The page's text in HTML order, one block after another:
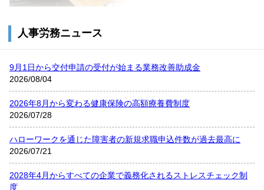
人事労務ニュース
9月1日から交付申請の受付が始まる業務改善助成金
2026/08/04
2026年8月から変わる健康保険の高額療養費制度
2026/07/28
ハローワークを通じた障害者の新規求職申込件数が過去最高に
2026/07/21
2028年4月からすべての企業で義務化されるストレスチェック制
度